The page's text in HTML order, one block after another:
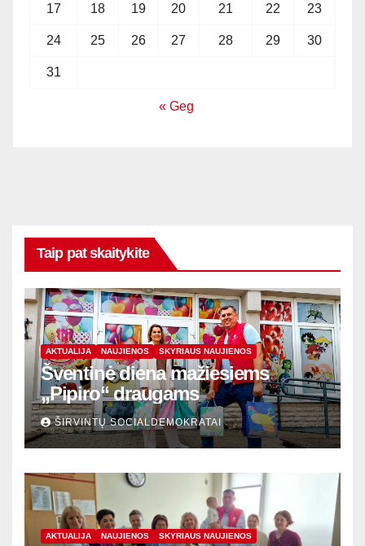
17 18 19 20 21 22 23
24 25 26 27 28 29 30
31
« Geg
Taip pat skaitykite
AKTUALIJA NAUJIENOS SKYRIAUS NAUJIENOS
Šventinė diena mažiesiems
„Pipiro“ draugams
ŠIRVINTŲ SOCIALDEMOKRATAI
AKTUALIJA NAUJIENOS SKYRIAUS NAUJIENOS